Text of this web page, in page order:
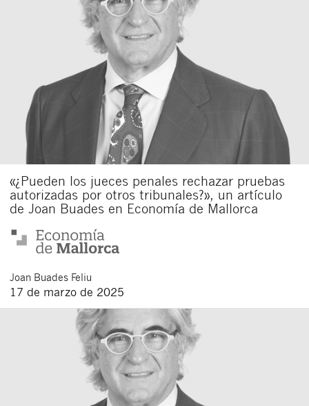
«¿Pueden los jueces penales rechazar pruebas
autorizadas por otros tribunales?», un artículo
de Joan Buades en Economía de Mallorca
Joan Buades Feliu
17 de marzo de 2025